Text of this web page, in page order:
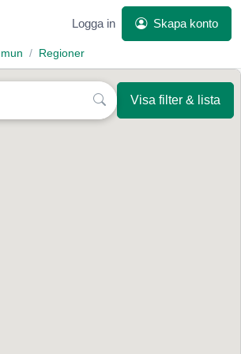
Logga in Skapa konto
Regioner
Visa filter & lista